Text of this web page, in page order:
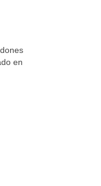
en